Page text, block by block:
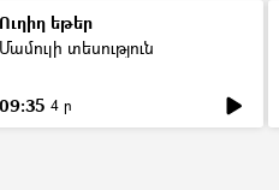
Ուղիղ եթեր
Մամուլի տեսություն
09:35 4 ր